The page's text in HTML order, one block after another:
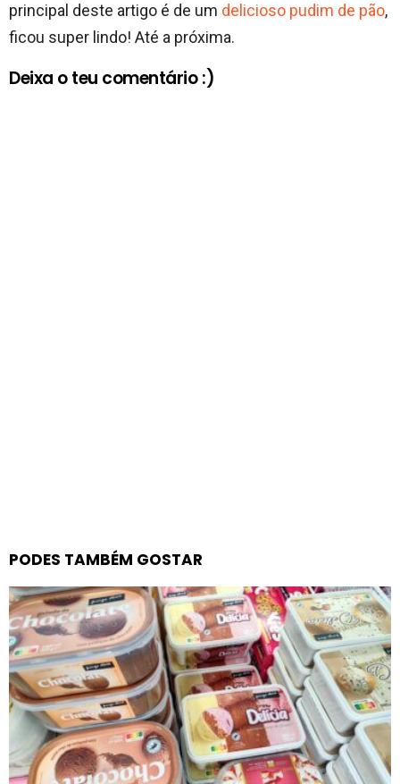
principal deste artigo é de um delicioso pudim de pão,
ficou super lindo! Até a próxima.
Deixa o teu comentário :)
PODES TAMBÉM GOSTAR